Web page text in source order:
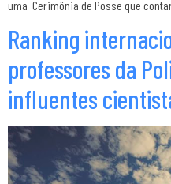
uma Cerimônia de Posse que
Ranking
professores da
influentes